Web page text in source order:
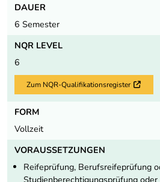
DAUER
6 Semester
NQR LEVEL
6
Zum NQR-Qualifikationsregister
FORM
Vollzeit
VORAUSSETZUNGEN
Reifeprüfung, Berufsreifeprüfung